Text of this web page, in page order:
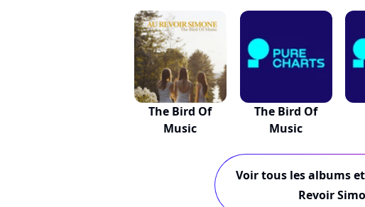
The Bird Of
Music
The Bird Of
Music
Voir tous les albums
Revoir